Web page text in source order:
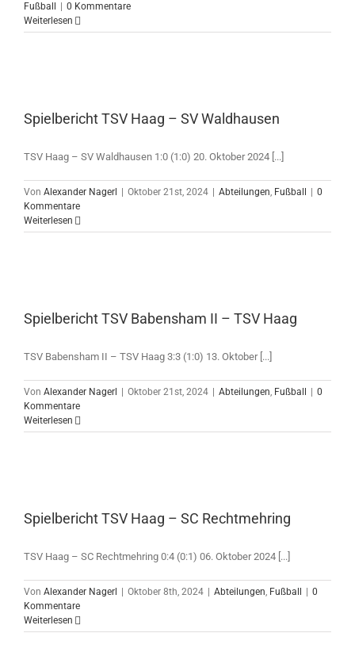
Fußball
0 Kommentare
Weiterlesen
Spielbericht TSV Haag – SV Waldhausen
TSV Haag – SV Waldhausen 1:0 (1:0) 20. Oktober 2024 [...]
Von Alexander Nagerl Oktober 21st, 2024 Abteilungen, Fußball
0
Kommentare
Weiterlesen
Spielbericht TSV Babensham II – TSV Haag
TSV Babensham II – TSV Haag 3:3 (1:0) 13. Oktober [...]
Von Alexander Nagerl Oktober 21st, 2024 Abteilungen, Fußball
0
Kommentare
Weiterlesen
Spielbericht TSV Haag – SC Rechtmehring
TSV Haag – SC Rechtmehring 0:4 (0:1) 06. Oktober 2024 [...]
Von Alexander Nagerl Oktober 8th, 2024 Abteilungen, Fußball
0
Kommentare
Weiterlesen